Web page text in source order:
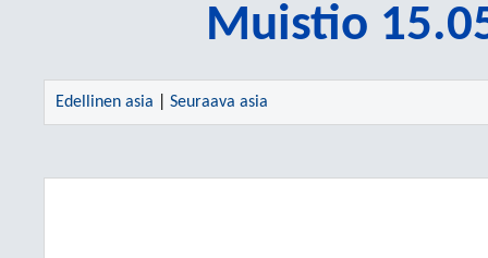
Muistio
Edellinen asia Seuraava asia